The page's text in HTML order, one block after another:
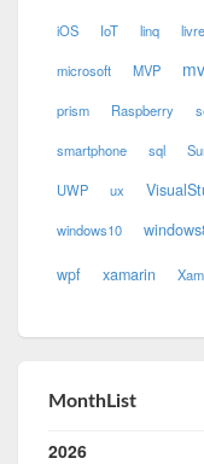
iOS IoT linq
microsoft MVP
prism Raspberry
smartphone sql
UWP ux
windows10
wpf xamarin
MonthList
2026